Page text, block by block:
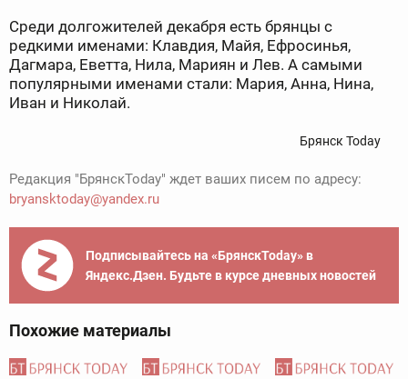
Среди долгожителей декабря есть брянцы с
редкими именами: Клавдия, Майя, Ефросинья,
Дагмара, Еветта, Нила, Мариян и Лев. А самыми
популярными именами стали: Мария, Анна, Нина,
Иван и Николай.
Брянск Today
Редакция "БрянскToday" ждет ваших писем по адресу:
bryansktoday@yandex.ru
Подписывайтесь на «БрянскToday» в
Яндекс.Дзен. Будьте в курсе дневных новостей
Похожие материалы